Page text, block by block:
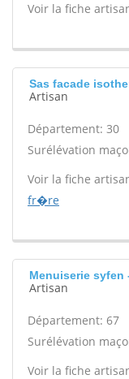
Voir la fiche
Sas facade
Artisan
Département: 30
Surélévation
Voir la fiche
fr�re
Menuiserie syfen
Artisan
Département: 67
Surélévation
Voir la fiche